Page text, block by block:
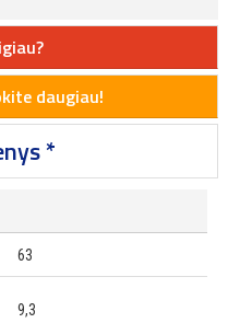
daugiau!
*
63
9,3